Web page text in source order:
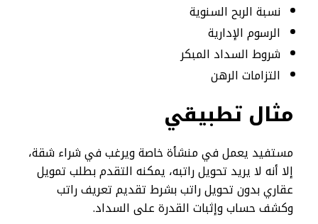
نسبة الربح السنوية
الرسوم الإدارية
شروط السداد المبكر
التزامات الرهن
مثال تطبيقي
مستفيد يعمل في منشأة خاصة ويرغب في شراء شقة،
إلا أنه لا يريد تحويل راتبه، يمكنه التقدم بطلب تمويل
عقاري بدون تحويل راتب بشرط تقديم تعريف راتب
وكشف حساب وإثبات القدرة على السداد.